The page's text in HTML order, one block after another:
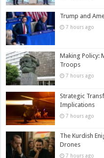
Trump and
7 hours ago
Making Policy:
Troops
7 hours ago
Strategic
Implications
7 hours ago
The Kurdish
Drones
7 hours ago